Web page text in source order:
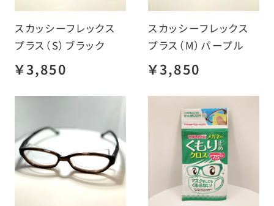
スカッシーフレックス
プラス（S）ブラック
￥3,850
スカッシーフレックス
プラス（M）パープル
￥3,850